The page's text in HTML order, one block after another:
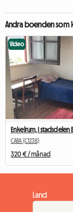
Andra boenden som
Video
Enkelrum, i stadsdelen
CABA (C1238)
320 € / månad
Land